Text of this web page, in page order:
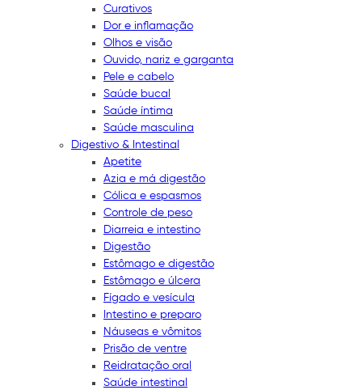
Curativos
Dor e inflamação
Olhos e visão
Ouvido, nariz e garganta
Pele e cabelo
Saúde bucal
Saúde íntima
Saúde masculina
Digestivo & Intestinal
Apetite
Azia e má digestão
Cólica e espasmos
Controle de peso
Diarreia e intestino
Digestão
Estômago e digestão
Estômago e úlcera
Fígado e vesícula
Intestino e preparo
Náuseas e vômitos
Prisão de ventre
Reidratação oral
Saúde intestinal